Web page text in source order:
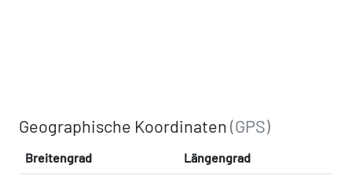
Geographische Koordinaten(GPS)
Breitengrad Längengrad